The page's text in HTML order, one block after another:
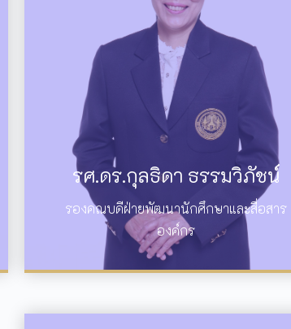
รศ.ดร.กุลธิดา ธรรมวิภัชน์
รองคณบดีฝ่ายพัฒนานักศึกษาและสื่อสาร
องค์กร